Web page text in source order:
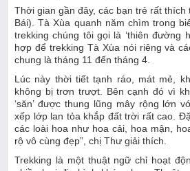
Thời gian gần đây, các bạn trẻ rất thích
Bái). Tà Xùa quanh năm chìm trong
trekking chúng tôi gọi là ‘thiên đường
hợp để trekking Tà Xùa nói riêng và
chung là tháng 11 đến tháng 4.
Lúc này thời tiết tạnh ráo, mát mẻ,
không bị trơn trượt. Bên cạnh đó vì
‘săn’ được thung lũng mây rộng lớn
xếp lớp lan tỏa khắp đất trời rất cao.
các loài hoa như hoa cải, hoa mận,
rộ vô cùng đẹp”, chị Thư giải thích.
Trekking là một thuật ngữ chỉ hoạt